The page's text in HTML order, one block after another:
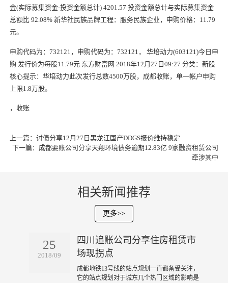
金(实际募集资金-投资金额总计) 4201.57 投资金额总计与实际募集资金
总额比 92.08% 新华社民族品牌工程：服务民族企业，申购价格：11.79
元。
申购代码为：732121，申购代码为：732121， 华培动力(603121)今日 申
购 发行价为每股11.79元 东方财富网 2018年12月27日09:27 分类：新股
核心提示：华培动力此次发行总数4500万股， 成都收账，单一帐户申购
上限1.8万股。
， 收账
上一篇： 讨债分享12月27日黑龙江国产DDGS报价维持稳定
下一篇： 成都要账公司分享天翔环境债务逾期12.83亿 9家融资租赁公司
牵涉其中
相关新闻推荐
更多>>
25
2018/09
四川追账公司分享住房租赁市
场现拐点
​成都地铁13号线的站点规划一直都备受关注，
它的站点规划对于城东几个热门区域的影响是